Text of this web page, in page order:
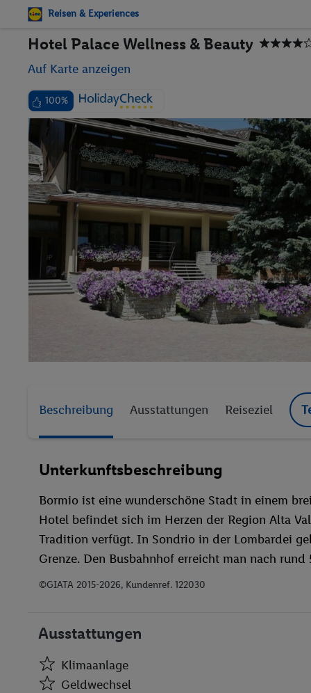
Reisen & Experiences
Hotel Palace Wellness & Beauty
Auf Karte anzeigen
100%
Beschreibung Ausstattungen Reiseziel
Unterkunftsbeschreibung
Bormio ist eine wunderschöne Stadt in einem
Hotel befindet sich im Herzen der Region Alta
Tradition verfügt. In Sondrio in der Lombardei
Grenze. Den Busbahnhof erreicht man nach rund
©GIATA 2015-2026, Kundenref. 122030
Ausstattungen
Klimaanlage
Geldwechsel